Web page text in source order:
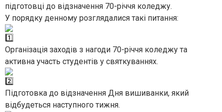
підготовці до відзначення 70-річчя коледжу.
У порядку денному розглядалися такі питання:
Організація заходів з нагоди 70-річчя коледжу та
активна участь студентів у святкуваннях.
Підготовка до відзначення Дня вишиванки, який
відбудеться наступного тижня.